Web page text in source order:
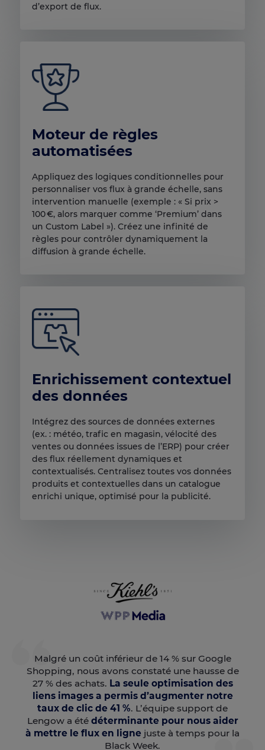
d’export de flux.
Moteur de règles
automatisées
Appliquez des logiques conditionnelles pour
personnaliser vos flux à grande échelle, sans
intervention manuelle (exemple : « Si prix >
100 €, alors marquer comme ‘Premium’ dans
un Custom Label »). Créez une infinité de
règles pour contrôler dynamiquement la
diffusion à grande échelle.
Enrichissement contextuel
des données
Intégrez des sources de données externes
(ex. : météo, trafic en magasin, vélocité des
ventes ou données issues de l’ERP) pour créer
des flux réellement dynamiques et
contextualisés. Centralisez toutes vos données
produits et contextuelles dans un catalogue
enrichi unique, optimisé pour la publicité.
Malgré un coût inférieur de 14 % sur Google
Shopping, nous avons constaté une hausse de
27 % des achats. La seule optimisation des
liens images a permis d’augmenter notre
taux de clic de 41 %. L’équipe support de
Lengow a été déterminante pour nous aider
à mettre le flux en ligne juste à temps pour la
Black Week.